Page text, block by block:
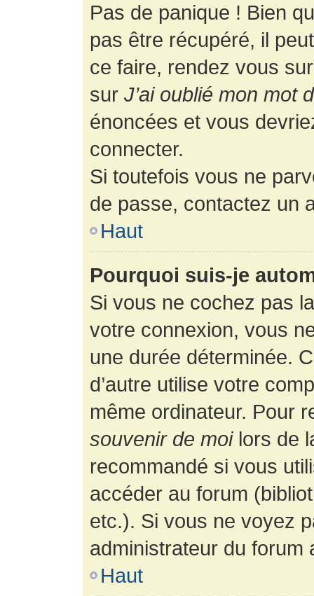
Pas de panique ! Bien
pas être récupéré, il
ce faire, rendez vous
sur J’ai oublié mon mot
énoncées et vous
connecter.
Si toutefois vous ne
de passe, contactez un
Haut
Pourquoi suis-je
Si vous ne cochez pas
votre connexion, vous
une durée déterminée.
d’autre utilise votre
même ordinateur. Pour
souvenir de moilors de
recommandé si vous
accéder au forum
etc.). Si vous ne voyez
administrateur du forum
Haut